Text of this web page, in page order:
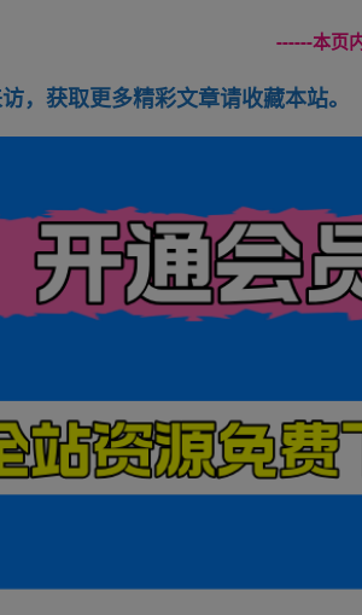
------本页
，获取更多精彩文章请收藏本站。